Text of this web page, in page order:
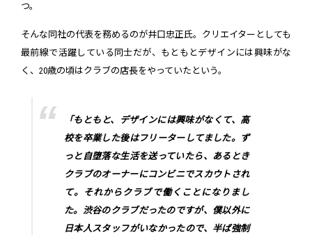
つ。
そんな同社の代表を務めるのが井口忠正氏。クリエイターとしても
最前線で活躍している同士だが、もともとデザインには興味がな
く、20歳の頃はクラブの店長をやっていたという。
「もともと、デザインには興味がなくて、高
校を卒業した後はフリーターしてました。ず
っと自堕落な生活を送っていたら、あるとき
クラブのオーナーにコンビニでスカウトされ
て。それからクラブで働くことになりまし
た。渋谷のクラブだったのですが、僕以外に
日本人スタッフがいなかったので、半ば強制